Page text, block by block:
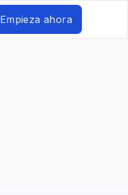
Empieza ahora